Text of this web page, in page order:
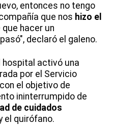
entonces no tengo
que nos hizo el
que hacer un
declaró el galeno.
hospital activó una
por el Servicio
el objetivo de
ininterrumpido de
de cuidados
el quirófano.